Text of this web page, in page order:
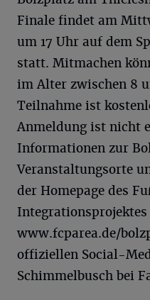
Finale findet am
um 17 Uhr auf dem
statt. Mitmachen
im Alter zwischen 8
Teilnahme ist
Anmeldung ist nicht
Informationen zur
Veranstaltungsorte
der Homepage des
www.fcparea.de/
offiziellen Social-
Schimmelbusch bei